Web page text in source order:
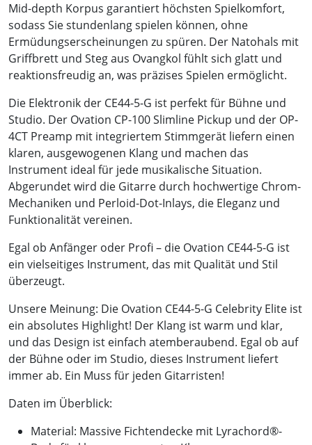
Mid-depth Korpus garantiert höchsten Spielkomfort,
sodass Sie stundenlang spielen können, ohne
Ermüdungserscheinungen zu spüren. Der Natohals mit
Griffbrett und Steg aus Ovangkol fühlt sich glatt und
reaktionsfreudig an, was präzises Spielen ermöglicht.
Die Elektronik der CE44-5-G ist perfekt für Bühne und
Studio. Der Ovation CP-100 Slimline Pickup und der OP-
4CT Preamp mit integriertem Stimmgerät liefern einen
klaren, ausgewogenen Klang und machen das
Instrument ideal für jede musikalische Situation.
Abgerundet wird die Gitarre durch hochwertige Chrom-
Mechaniken und Perloid-Dot-Inlays, die Eleganz und
Funktionalität vereinen.
Egal ob Anfänger oder Profi – die Ovation CE44-5-G ist
ein vielseitiges Instrument, das mit Qualität und Stil
überzeugt.
Unsere Meinung: Die Ovation CE44-5-G Celebrity Elite ist
ein absolutes Highlight! Der Klang ist warm und klar,
und das Design ist einfach atemberaubend. Egal ob auf
der Bühne oder im Studio, dieses Instrument liefert
immer ab. Ein Muss für jeden Gitarristen!
Daten im Überblick:
Material: Massive Fichtendecke mit Lyrachord®-